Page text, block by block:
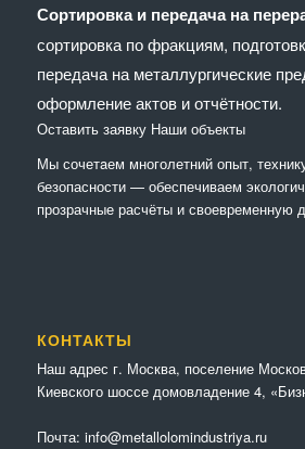
Сортировка и передача на
сортировка по фракциям,
передача на металлургические
оформление актов и отчётности.
Оставить заявку Наши объекты
Мы сочетaем многолетний опыт,
безопасности — обеспечиваем
прозрачные расчёты и своевременную
КОНТАКТЫ
Наш адрес г. Москва, поселение
Киевского шоссе домовладение 4,
Почта: info@metallolomindustriya.ru